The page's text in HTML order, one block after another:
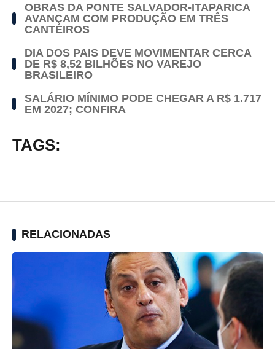
OBRAS DA PONTE SALVADOR-ITAPARICA
AVANÇAM COM PRODUÇÃO EM TRÊS
CANTEIROS
DIA DOS PAIS DEVE MOVIMENTAR CERCA
DE R$ 8,52 BILHÕES NO VAREJO
BRASILEIRO
SALÁRIO MÍNIMO PODE CHEGAR A R$ 1.717
EM 2027; CONFIRA
TAGS:
RELACIONADAS